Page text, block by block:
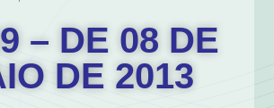
– DE 08 DE
DE 2013